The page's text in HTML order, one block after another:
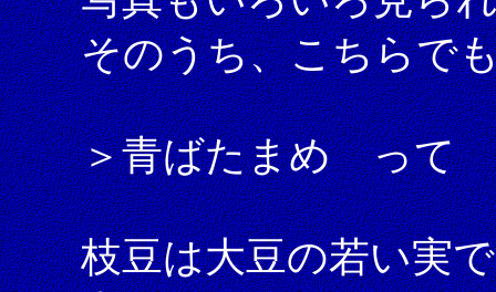
そのうち、こちらで
＞青ばたまめ って
枝豆は大豆の若い実